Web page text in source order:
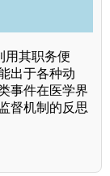
用其职务便
出于各种动
事件在医学界
督机制的反思